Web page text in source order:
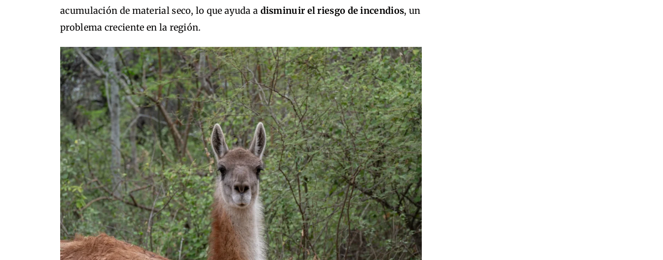
acumulación de material seco, lo que ayuda a disminuir el riesgo de incendios, un
problema creciente en la región.